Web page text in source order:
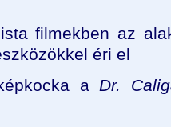
filmekben az
éri el
a Dr.